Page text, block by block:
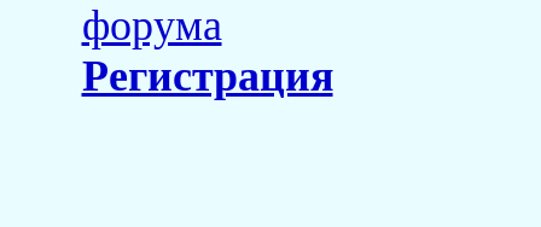
форума
Регистрация